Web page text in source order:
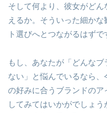
そして何より、彼女がど
えるか。そういった細か
ト選びへとつながるはずで
もし、あなたが「どんな
ない」と悩んでいるなら
の好みに合うブランドの
してみてはいかがでしょ